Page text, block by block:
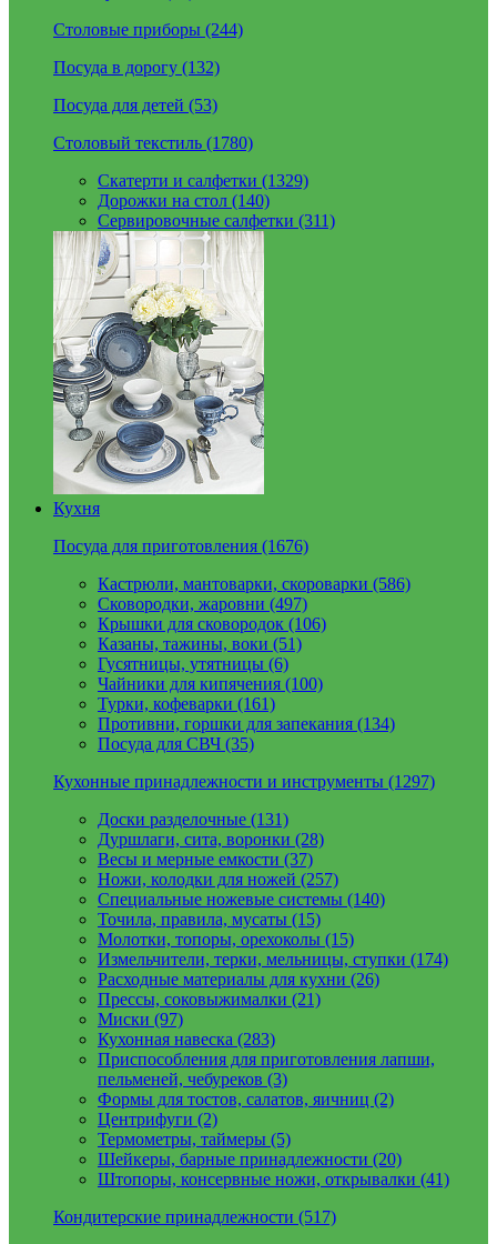
Столовые приборы (244)
Посуда в дорогу (132)
Посуда для детей (53)
Столовый текстиль (1780)
Скатерти и салфетки (1329)
Дорожки на стол (140)
Сервировочные салфетки (311)
Кухня
Посуда для приготовления (1676)
Кастрюли, мантоварки, скороварки (586)
Сковородки, жаровни (497)
Крышки для сковородок (106)
Казаны, тажины, воки (51)
Гусятницы, утятницы (6)
Чайники для кипячения (100)
Турки, кофеварки (161)
Противни, горшки для запекания (134)
Посуда для СВЧ (35)
Кухонные принадлежности и инструменты (1297)
Доски разделочные (131)
Дуршлаги, сита, воронки (28)
Весы и мерные емкости (37)
Ножи, колодки для ножей (257)
Специальные ножевые системы (140)
Точила, правила, мусаты (15)
Молотки, топоры, орехоколы (15)
Измельчители, терки, мельницы, ступки (174)
Расходные материалы для кухни (26)
Прессы, соковыжималки (21)
Миски (97)
Кухонная навеска (283)
Приспособления для приготовления лапши,
пельменей, чебуреков (3)
Формы для тостов, салатов, яичниц (2)
Центрифуги (2)
Термометры, таймеры (5)
Шейкеры, барные принадлежности (20)
Штопоры, консервные ножи, открывалки (41)
Кондитерские принадлежности (517)